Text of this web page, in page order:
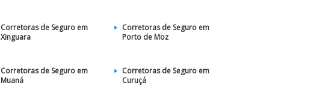
Corretoras de Seguro em
Xinguara
Corretoras de Seguro em
Porto de Moz
Corretoras de Seguro em
Muaná
Corretoras de Seguro em
Curuçá